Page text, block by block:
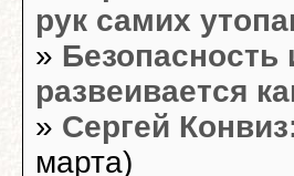
рук самих
» Безопасность
развеивается
» Сергей
марта)